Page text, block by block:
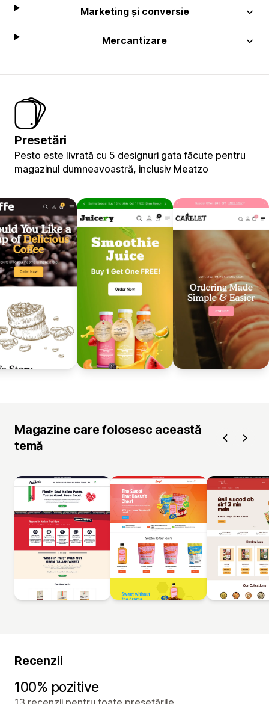
Marketing și conversie
Mercantizare
Presetări
Pesto este livrată cu 5 designuri gata făcute pentru
magazinul dumneavoastră, inclusiv Meatzo
Magazine care folosesc această
temă
Recenzii
100% pozitive